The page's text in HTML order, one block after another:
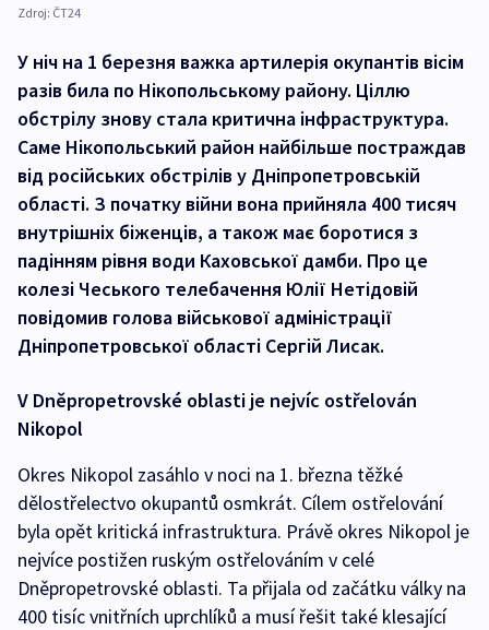
Zdroj: ČT24
У ніч на 1 березня важка артилерія окупантів вісім
разів била по Нікопольському району. Ціллю
обстрілу знову стала критична інфраструктура.
Саме Нікопольський район найбільше постраждав
від російських обстрілів у Дніпропетровській
області. З початку війни вона прийняла 400 тисяч
внутрішніх біженців, а також має боротися з
падінням рівня води Каховської дамби. Про це
колезі Чеського телебачення Юлії Нетідовій
повідомив голова військової адміністрації
Дніпропетровської області Сергій Лисак.
V Dněpropetrovské oblasti je nejvíc ostřelován
Nikopol
Okres Nikopol zasáhlo v noci na 1. března těžké
dělostřelectvo okupantů osmkrát. Cílem ostřelování
byla opět kritická infrastruktura. Právě okres Nikopol je
nejvíce postižen ruským ostřelováním v celé
Dněpropetrovské oblasti. Ta přijala od začátku války na
400 tisíc vnitřních uprchlíků a musí řešit také klesající